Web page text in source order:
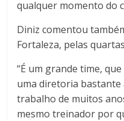
qualquer momento do
Diniz comentou
Fortaleza, pelas
“É um grande time,
uma diretoria bastante
trabalho de muitos
mesmo treinador por